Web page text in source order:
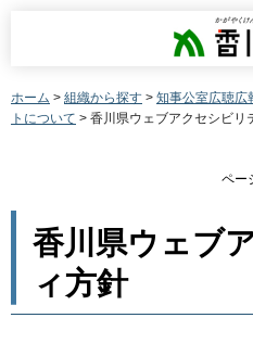
香
ホーム > 組織から探す > 知事公室広聴広
トについて > 香川県ウェブアクセシビリ
ペー
香川県ウェブ
ィ方針